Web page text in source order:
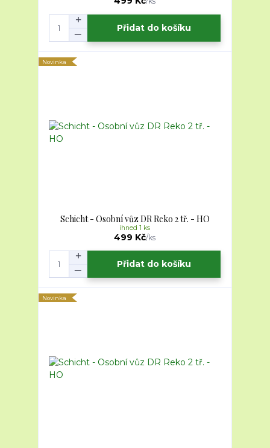
Přidat do košíku
Novinka
Schicht - Osobní vůz DR Reko 2 tř. - HO
499 Kč/ks
ihned 1 ks
Přidat do košíku
Novinka